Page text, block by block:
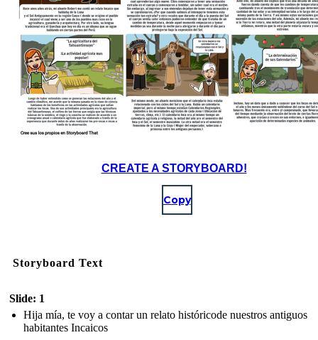
CREATE A STORYBOARD!
Copy
Storyboard Text
Slide: 1
Hija mía, te voy a contar un relato históricode nuestros antiguos
habitantes Incaicos